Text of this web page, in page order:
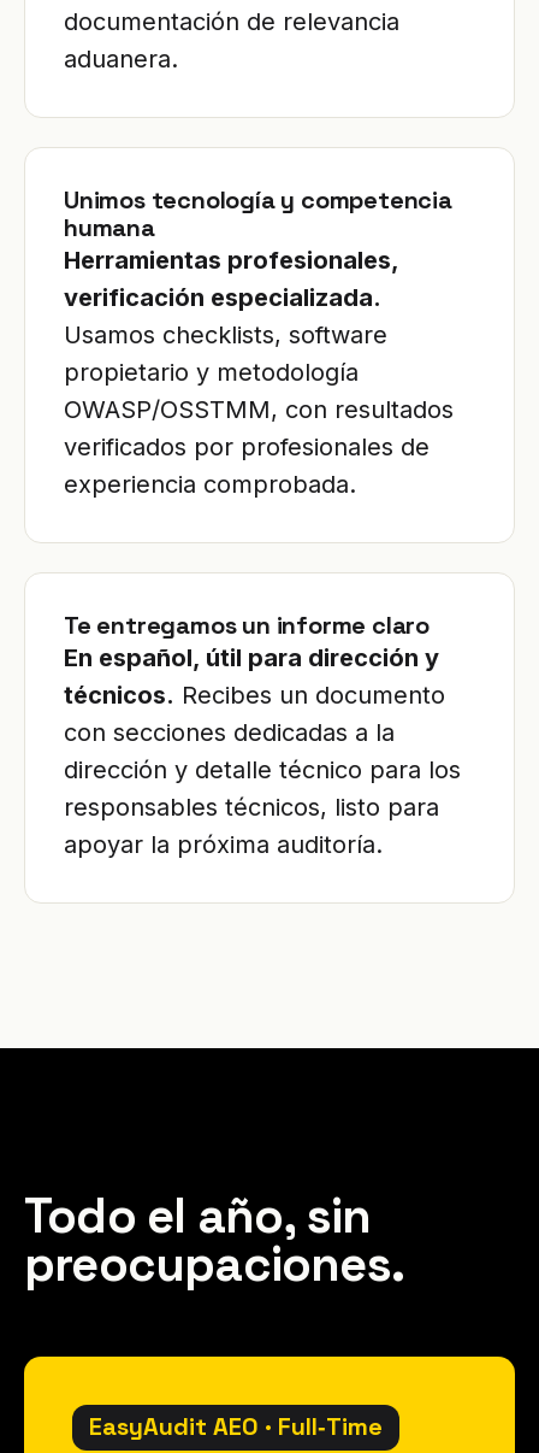
documentación de relevancia
aduanera.
Unimos tecnología y competencia
humana
Herramientas profesionales,
verificación especializada.
Usamos checklists, software
propietario y metodología
OWASP/OSSTMM, con resultados
verificados por profesionales de
experiencia comprobada.
Te entregamos un informe claro
En español, útil para dirección y
técnicos. Recibes un documento
con secciones dedicadas a la
dirección y detalle técnico para los
responsables técnicos, listo para
apoyar la próxima auditoría.
Todo el año, sin
preocupaciones.
EasyAudit AEO · Full‑Time